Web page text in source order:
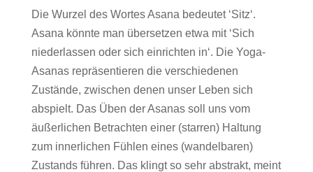
Die Wurzel des Wortes Asana bedeutet ‘Sitz‘.
Asana könnte man übersetzen etwa mit ‘Sich
niederlassen oder sich einrichten in‘. Die Yoga-
Asanas repräsentieren die verschiedenen
Zustände, zwischen denen unser Leben sich
abspielt. Das Üben der Asanas soll uns vom
äußerlichen Betrachten einer (starren) Haltung
zum innerlichen Fühlen eines (wandelbaren)
Zustands führen. Das klingt so sehr abstrakt, meint